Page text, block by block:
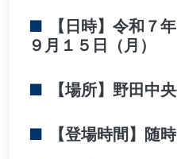
【日時】令和７
９月１５日（月）
【場所】野田中
【登場時間】随時